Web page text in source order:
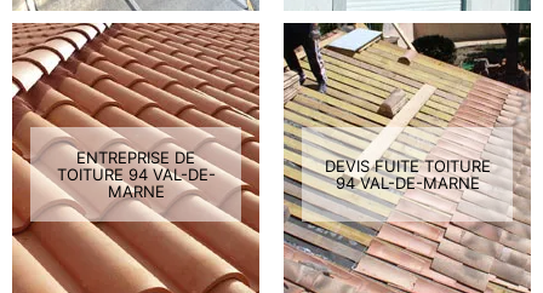
ENTREPRISE DE
TOITURE 94 VAL-DE-
MARNE
DEVIS FUITE TOITURE
94 VAL-DE-MARNE